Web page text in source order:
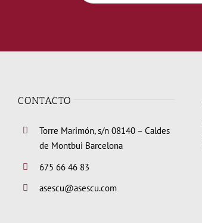
CONTACTO
Torre Marimón, s/n 08140 – Caldes
de Montbui Barcelona
675 66 46 83
asescu@asescu.com